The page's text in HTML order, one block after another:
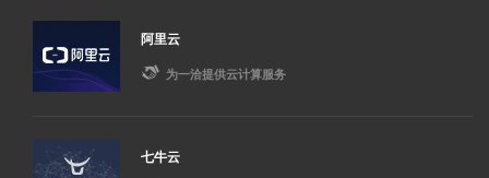
阿里云
 为一洽提供云计算服务
七牛云